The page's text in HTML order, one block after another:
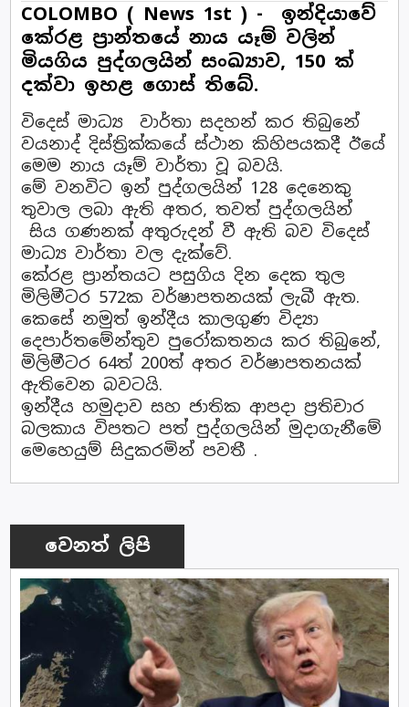
COLOMBO ( News 1st ) - ඉන්දියාවේ
කේරළ ප්‍රාන්තයේ නාය යෑම් වලින්
මියගිය පුද්ගලයින් සංඛ්‍යාව, 150 ක්
දක්වා ඉහළ ගොස් තිබේ.
විදෙස් මාධ්‍ය වාර්තා සදහන් කර තිබුනේ
වයනාද් දිස්ත්‍රික්කයේ ස්ථාන කිහිපයකදී ඊයේ
මෙම නාය යෑම් වාර්තා වූ බවයි.
මේ වනවිට ඉන් පුද්ගලයින් 128 දෙනෙකු
තුවාල ලබා ඇති අතර, තවත් පුද්ගලයින්
සිය ගණනක් අතුරුදන් වී ඇති බව විදෙස්
මාධ්‍ය වාර්තා වල දැක්වේ.
කේරළ ප්‍රාන්තයට පසුගිය දින දෙක තුල
මිලිමීටර 572ක වර්ෂාපතනයක් ලැබී ඇත.
කෙසේ නමුත් ඉන්දීය කාලගුණ විද්‍යා
දෙපාර්තමේන්තුව පුරෝකතනය කර තිබුනේ,
මිලිමීටර 64ත් 200ත් අතර වර්ෂාපතනයක්
ඇතිවෙන බවටයි.
ඉන්දීය හමුදාව සහ ජාතික ආපදා ප්‍රතිචාර
බලකාය විපතට පත් පුද්ගලයින් මුදාගැනීමේ
මෙහෙයුම් සිදුකරමින් පවතී .
වෙනත් ලිපි